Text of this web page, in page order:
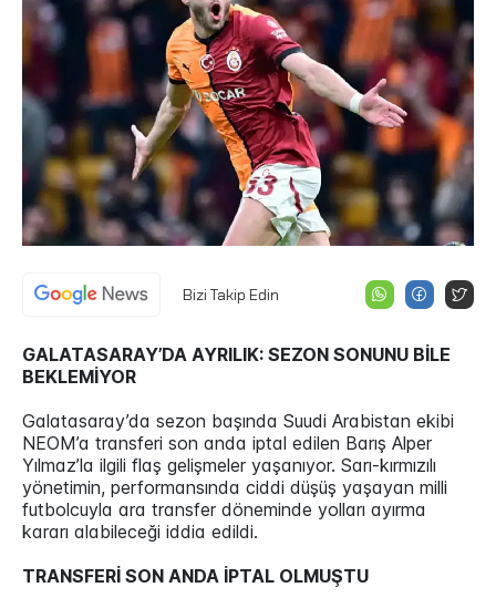
Bizi Takip Edin
GALATASARAY’DA AYRILIK: SEZON SONUNU BİLE
BEKLEMİYOR
Galatasaray’da sezon başında Suudi Arabistan ekibi
NEOM’a transferi son anda iptal edilen Barış Alper
Yılmaz’la ilgili flaş gelişmeler yaşanıyor. Sarı-kırmızılı
yönetimin, performansında ciddi düşüş yaşayan milli
futbolcuyla ara transfer döneminde yolları ayırma
kararı alabileceği iddia edildi.
TRANSFERİ SON ANDA İPTAL OLMUŞTU